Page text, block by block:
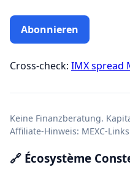
Abonnieren
Cross-check: IMX spread
Keine Finanzberatung.
Affiliate-Hinweis: MEXC-
🔗 Écosystème